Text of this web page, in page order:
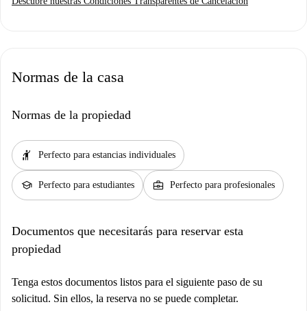
Normas de la casa
Normas de la propiedad
hail Perfecto para estancias individuales
school Perfecto para estudiantes business_center Perfecto para profesionales
Documentos que necesitarás para reservar esta
propiedad
Tenga estos documentos listos para el siguiente paso de su
solicitud. Sin ellos, la reserva no se puede completar.